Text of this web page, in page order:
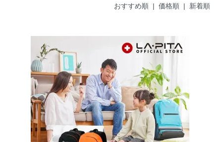
おすすめ順 | 価格順| 新着順